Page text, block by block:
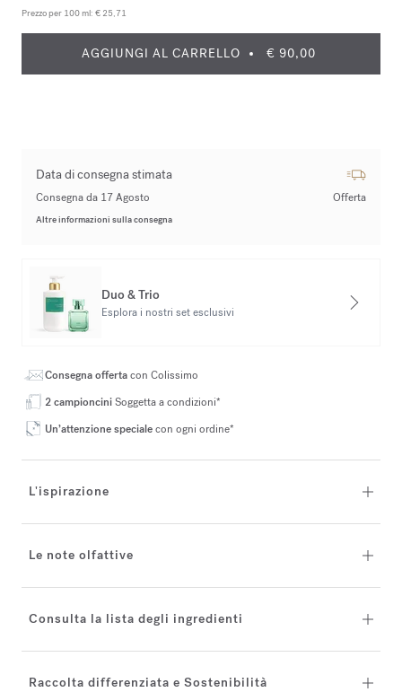
Prezzo per 100 ml: € 25,71
AGGIUNGI AL CARRELLO € 90,00
Data di consegna stimata
Consegna da 17 Agosto Offerta
Altre informazioni sulla consegna
Duo & Trio
Esplora i nostri set esclusivi
Consegna offertacon Colissimo
2 campionciniSoggetta a condizioni*
Un’attenzione specialecon ogni ordine*
L'ispirazione
Le note olfattive
Consulta la lista degli ingredienti
Raccolta differenziata e Sostenibilità